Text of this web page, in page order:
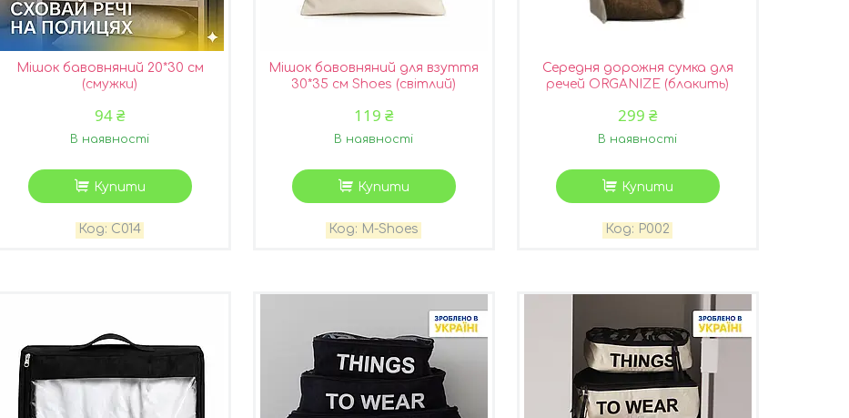
Мішок бавовняний 20*30 см
(смужки)
94 ₴
В наявності
Купити
C014
Мішок бавовняний для взуття
30*35 см Shoes (світлий)
119 ₴
В наявності
Купити
M-Shoes
Середня дорожня сумка для
речей ORGANIZE (блакить)
299 ₴
В наявності
Купити
P002